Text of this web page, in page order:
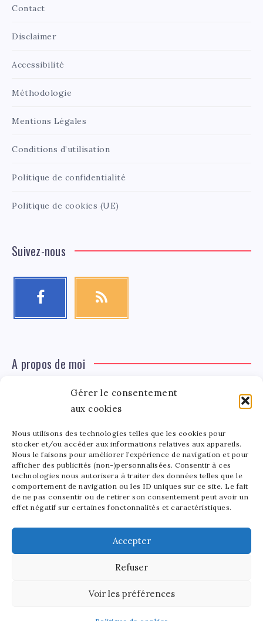
Gérer le consentement
aux cookies
Nous utilisons des technologies telles que les cookies pour
stocker et/ou accéder aux informations relatives aux appareils.
Nous le faisons pour améliorer l’expérience de navigation et pour
afficher des publicités (non-)personnalisées. Consentir à ces
technologies nous autorisera à traiter des données telles que le
comportement de navigation ou les ID uniques sur ce site. Le fait
de ne pas consentir ou de retirer son consentement peut avoir un
effet négatif sur certaines fonctonnalités et caractéristiques.
Accepter
Refuser
Voir les préférences
Contact
Disclaimer
Accessibilité
Méthodologie
Mentions Légales
Conditions d’utilisation
Politique de confidentialité
Politique de cookies (UE)
Suivez-nous
A propos de moi
Tinger
Léa Tinger
Fondatrice
Fondatrice de FortunedeStar.com, je fusionne ma
passion pour les cultures et l'économie des célébrités.
Entre la gestion de mon site et la poterie, je trouve le
bonheur dans l'équilibre de mes activités. Mère d'un
bout de chou de 5 ans, je partage avec lui l'amour de
l'art sous toutes ses formes.
Découvrez notre site en anglais:Stars and Money